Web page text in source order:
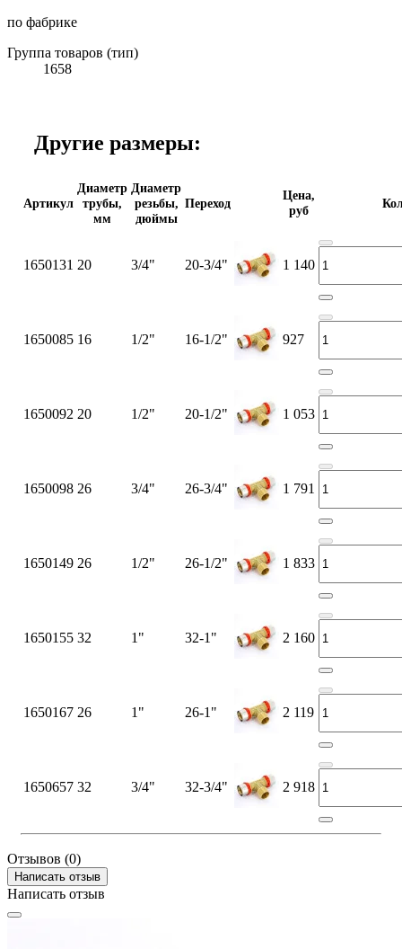
по фабрике
Группа товаров (тип)
1658
Другие размеры:
Артикул
Диаметр
трубы,
мм
Диаметр
резьбы,
дюймы
Переход
Цена,
руб
1650131 20 3/4" 20-3/4" 1 140
1650085 16 1/2" 16-1/2" 927
1650092 20 1/2" 20-1/2" 1 053
1650098 26 3/4" 26-3/4" 1 791
1650149 26 1/2" 26-1/2" 1 833
1650155 32 1" 32-1" 2 160
1650167 26 1" 26-1" 2 119
1650657 32 3/4" 32-3/4" 2 918
Отзывов (0)
Написать отзыв
Написать отзыв